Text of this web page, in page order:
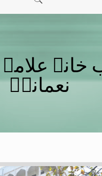
خانہ
نعمانیؒ